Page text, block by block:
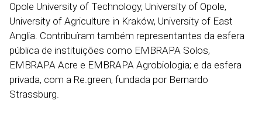
Opole University of Technology, University of Opole,
University of Agriculture in Kraków, University of East
Anglia. Contribuíram também representantes da esfera
pública de instituições como EMBRAPA Solos,
EMBRAPA Acre e EMBRAPA Agrobiologia; e da esfera
privada, com a Re.green, fundada por Bernardo
Strassburg.